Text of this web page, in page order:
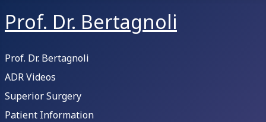
Prof. Dr. Bertagnoli
Prof. Dr. Bertagnoli
ADR Videos
Superior Surgery
Patient Information